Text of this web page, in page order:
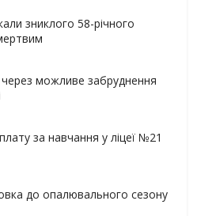
зниклого 58-річного
можливе забруднення
за навчання у ліцеї №21
до опалювального сезону